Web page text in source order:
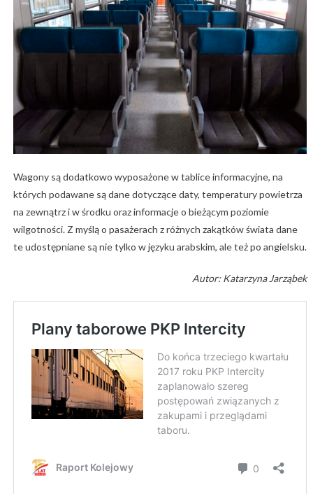
Wagony są dodatkowo wyposażone w tablice informacyjne, na
których podawane są dane dotyczące daty, temperatury powietrza
na zewnątrz i w środku oraz informacje o bieżącym poziomie
wilgotności. Z myślą o pasażerach z różnych zakątków świata dane
te udostępniane są nie tylko w języku arabskim, ale też po angielsku.
Autor: Katarzyna Jarząbek